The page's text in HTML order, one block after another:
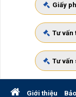
Giấy
Tư vấn
Tư vấn
Giới thiệu